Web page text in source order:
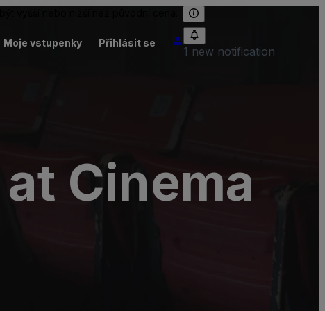
Moje vstupenky Přihlásit se
1 new notification
Cinema